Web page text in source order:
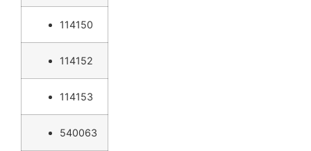
114150
114152
114153
540063